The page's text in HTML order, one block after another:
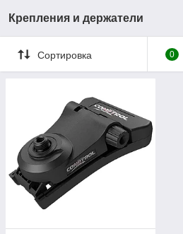
Крепления и держатели
Сортировка 0